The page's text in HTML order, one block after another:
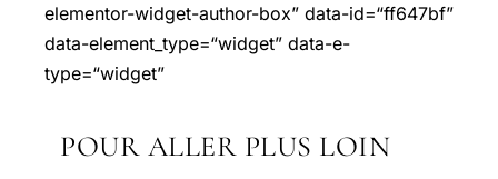
elementor-widget-author-box” data-id=“ff647bf”
data-element_type=“widget” data-e-
type=“widget”
POUR ALLER PLUS LOIN